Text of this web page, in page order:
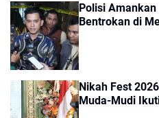
Polisi
Bentrokan di
Nikah Fest
Muda-Mudi